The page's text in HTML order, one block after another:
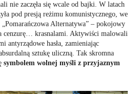
nie zaczęła się wcale od bajki. W latach
pod presją reżimu komunistycznego, we
„Pomarańczowa Alternatywa” – pokojowy
cenzurę… krasnalami. Aktywiści malowali
antyrządowe hasła, zamieniając
sztukę uliczną. Tak skromna
symbolem wolnej myśli z przyjaznym